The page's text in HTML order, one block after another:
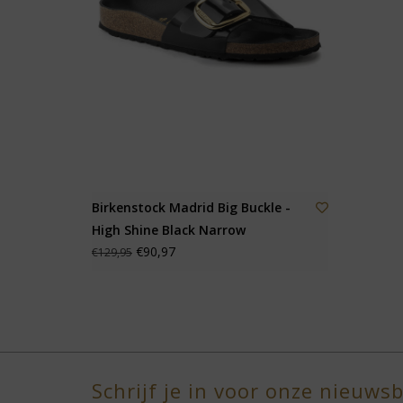
Birkenstock Madrid Big Buckle -
High Shine Black Narrow
€129,95 €90,97
Schrijf je in voor onze